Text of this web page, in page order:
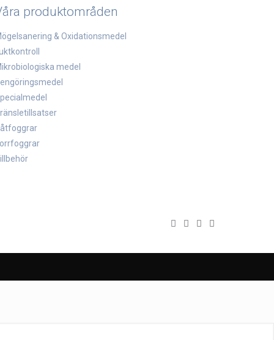
produktområden
& Oxidationsmedel
medel